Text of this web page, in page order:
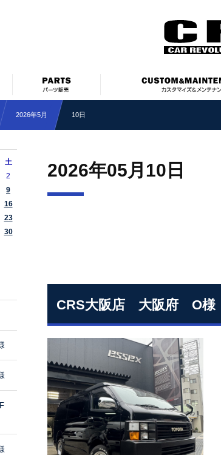
2026年5月 10日
2026年05月10日
CRS大阪店 大阪府 O様
土
2
9
16
23
30